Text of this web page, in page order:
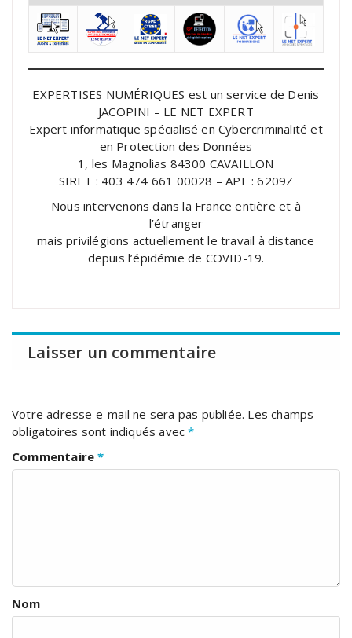
EXPERTISES NUMÉRIQUES est un service de Denis
JACOPINI – LE NET EXPERT
Expert informatique spécialisé en Cybercriminalité et
en Protection des Données
1, les Magnolias 84300 CAVAILLON
SIRET : 403 474 661 00028 – APE : 6209Z
Nous intervenons dans la France entière et à
l’étranger
mais privilégions actuellement le travail à distance
depuis l’épidémie de COVID-19.
Laisser un commentaire
Votre adresse e-mail ne sera pas publiée. Les champs
obligatoires sont indiqués avec*
Commentaire*
Nom